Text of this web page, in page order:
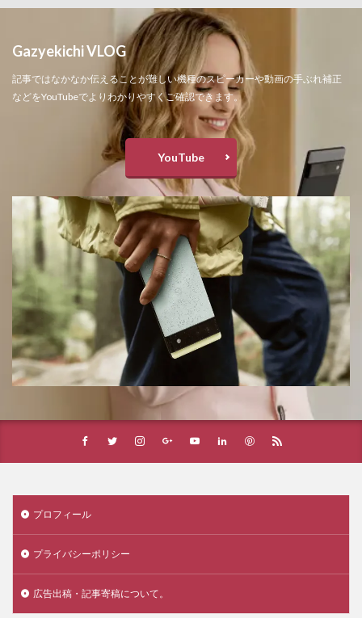
Gazyekichi VLOG
記事ではなかなか伝えることが難しい機種のスピーカーや動画の手ぶれ補正
などをYouTubeでよりわかりやすくご確認できます。
YouTube
プロフィール
プライバシーポリシー
広告出稿・記事寄稿について。